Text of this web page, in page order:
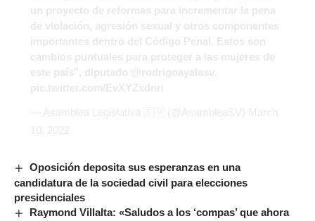
Oposición deposita sus esperanzas en una
candidatura de la sociedad civil para elecciones
presidenciales
Raymond Villalta: «Saludos a los ‘compas’ que ahora